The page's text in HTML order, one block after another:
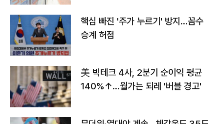
핵심 빠진 '주가 누르기' 방지…꼼수
승계 허점
美 빅테크 4사, 2분기 순이익 평균
140%↑…월가는 되레 '버블 경고'